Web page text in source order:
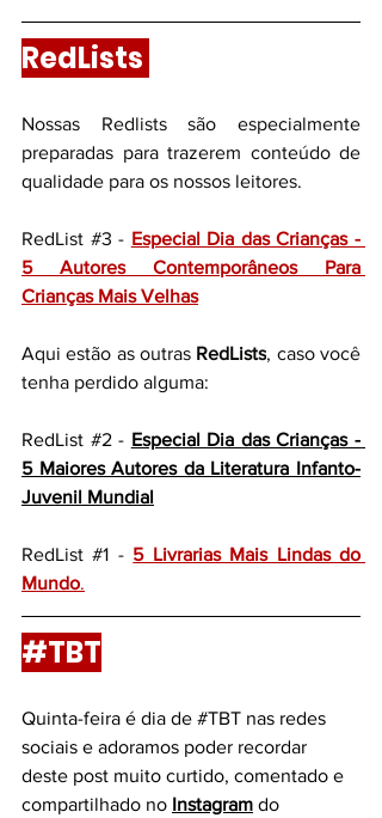
RedLists
Nossas Redlists são especialmente
preparadas para trazerem conteúdo de
qualidade para os nossos leitores.
RedList #3 - Especial Dia das Crianças -
5 Autores Contemporâneos Para
Crianças Mais Velhas
Aqui estão as outras RedLists, caso você
tenha perdido alguma:
RedList #2 - Especial Dia das Crianças -
5 Maiores Autores da Literatura Infanto-
Juvenil Mundial
RedList #1 - 5 Livrarias Mais Lindas do
Mundo.
#TBT
Quinta-feira é dia de #TBT nas redes
sociais e adoramos poder recordar
deste post muito curtido, comentado e
compartilhado no Instagram do